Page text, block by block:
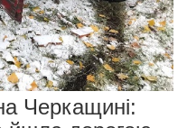
Черкащині: